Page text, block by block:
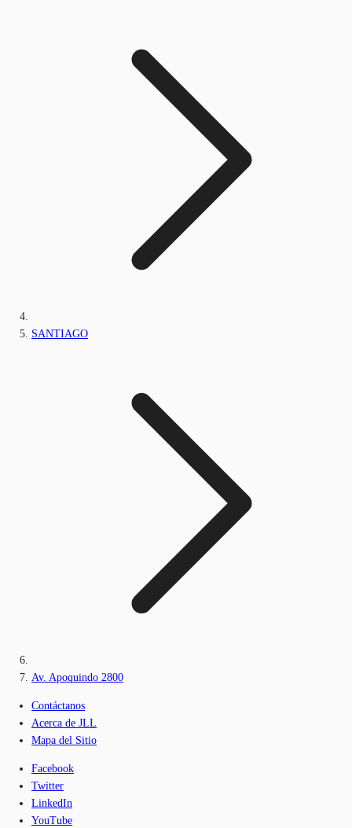
SANTIAGO
Av. Apoquindo 2800
Contáctanos
Acerca de JLL
Mapa del Sitio
Facebook
Twitter
LinkedIn
YouTube